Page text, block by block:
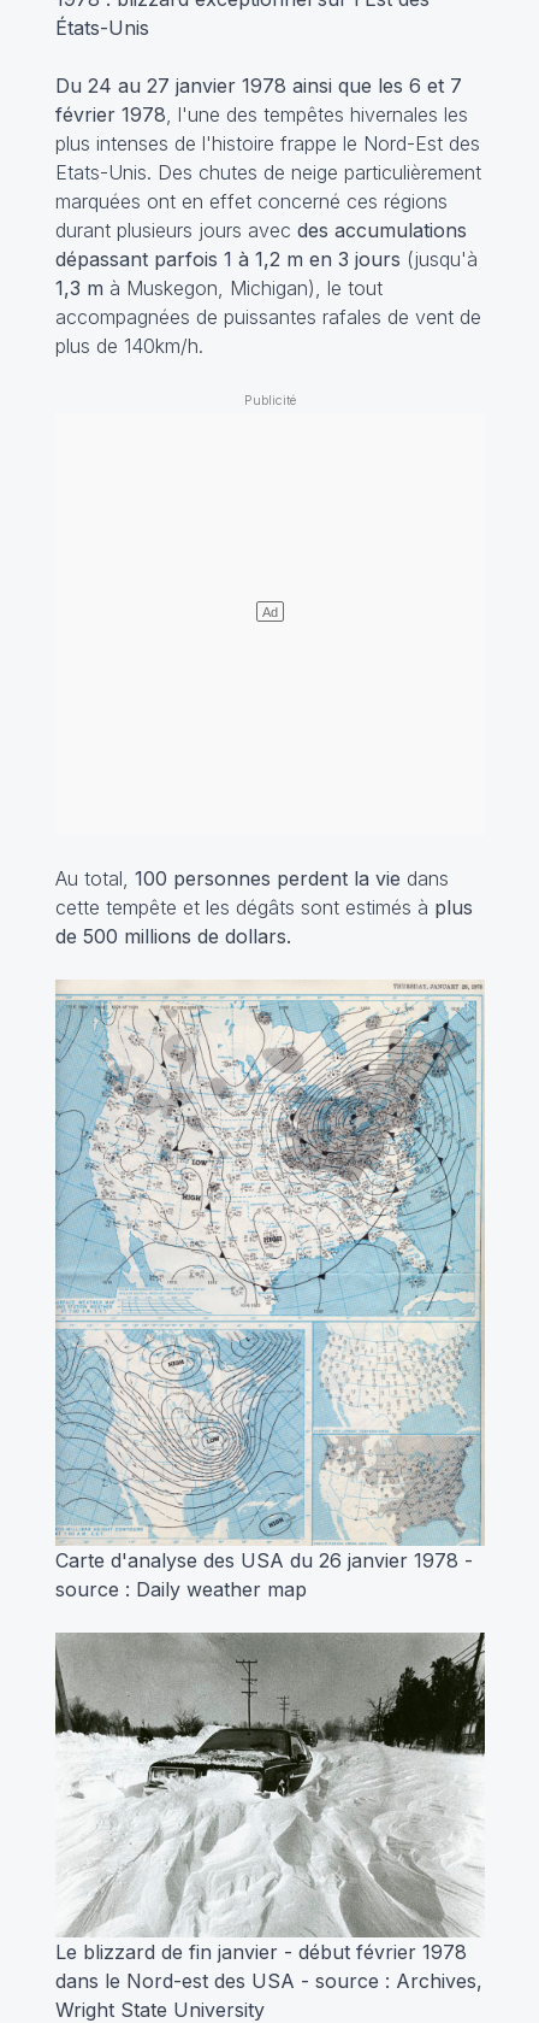
États-Unis
Du 24 au 27 janvier 1978 ainsi que les 6 et 7
février 1978 , l'une des tempêtes hivernales les
plus intenses de l'histoire frappe le Nord-Est des
Etats-Unis. Des chutes de neige particulièrement
marquées ont en effet concerné ces régions
durant plusieurs jours avec des accumulations
dépassant parfois 1 à 1,2 m en 3 jours (jusqu'à
1,3 m à Muskegon, Michigan), le tout
accompagnées de puissantes rafales de vent de
plus de 140km/h.
Au total, 100 personnes perdent la vie dans
cette tempête et les dégâts sont estimés à plus
de 500 millions de dollars.
Carte d'analyse des USA du 26 janvier 1978 -
source : Daily weather map
Le blizzard de fin janvier - début février 1978
dans le Nord-est des USA - source : Archives,
Wright State University